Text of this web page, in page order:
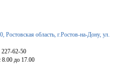
область, г.Ростов-на-Дону, ул.
227-62-50
8.00 до 17.00